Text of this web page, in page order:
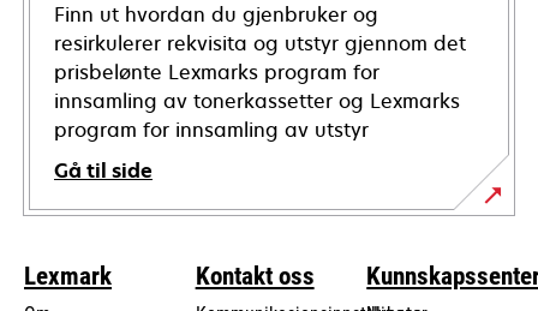
Finn ut hvordan du gjenbruker og
resirkulerer rekvisita og utstyr gjennom det
prisbelønte Lexmarks program for
innsamling av tonerkassetter og Lexmarks
program for innsamling av utstyr
Gå til side
Lexmark Kontakt oss